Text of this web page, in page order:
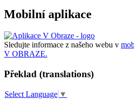
Mobilní aplikace
Sledujte informace z našeho webu v
V OBRAZE.
Překlad (translations)
Select Language ▼